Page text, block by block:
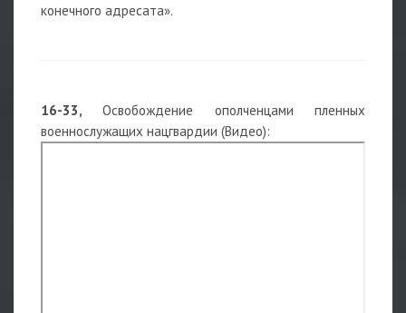
конечного адресата».
16-33,Освобождение ополченцами пленных
военнослужащих нацгвардии (Видео):